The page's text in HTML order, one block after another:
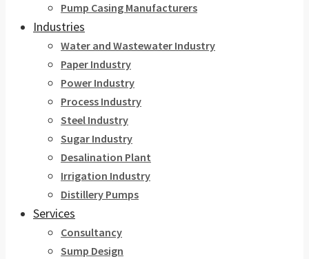
Pump Casing Manufacturers
Industries
Water and Wastewater Industry
Paper Industry
Power Industry
Process Industry
Steel Industry
Sugar Industry
Desalination Plant
Irrigation Industry
Distillery Pumps
Services
Consultancy
Sump Design